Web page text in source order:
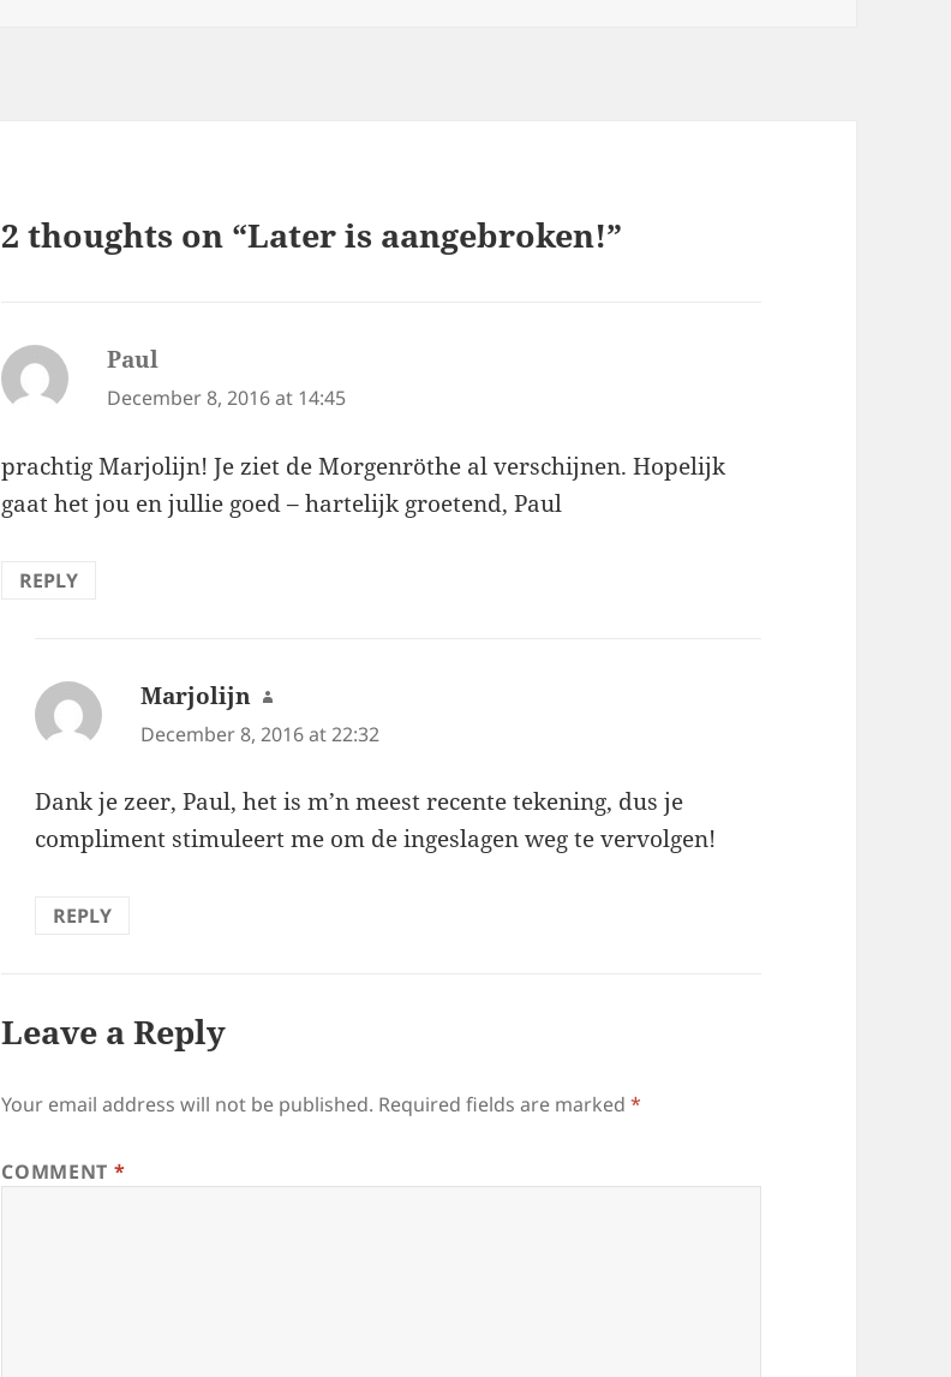
2 thoughts on “Later is aangebroken!”
Paul
December 8, 2016 at 14:45
prachtig Marjolijn! Je ziet de Morgenröthe al verschijnen. Hopelijk
gaat het jou en jullie goed – hartelijk groetend, Paul
REPLY
Marjolijn says:
December 8, 2016 at 22:32
Dank je zeer, Paul, het is m’n meest recente tekening, dus je
compliment stimuleert me om de ingeslagen weg te vervolgen!
REPLY
Leave a Reply
Your email address will not be published. Required fields are marked*
COMMENT *